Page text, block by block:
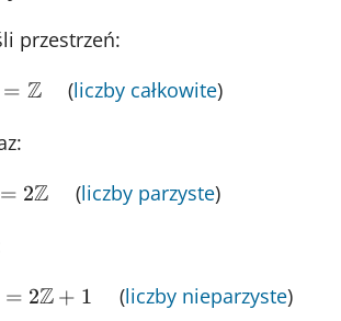
przestrzeń:
= Z (liczby całkowite)
= 2Z (liczby parzyste)
=
= 2Z + 1 (liczby nieparzyste)